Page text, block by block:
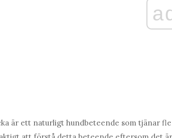
är ett naturligt hundbeteende som tjänar